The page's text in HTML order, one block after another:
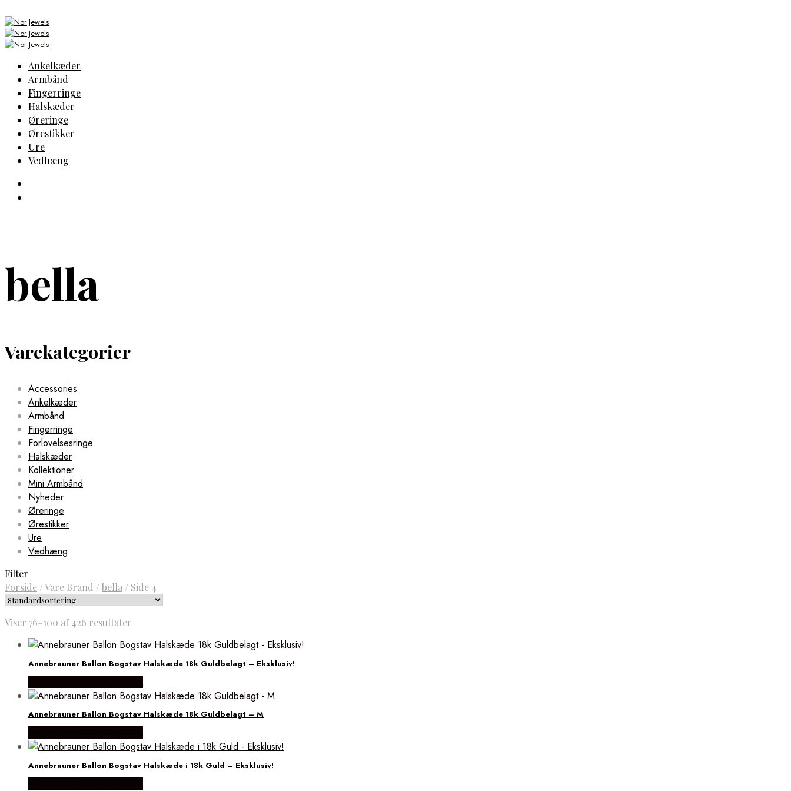
Ankelkæder
Armbånd
Fingerringe
Halskæder
Øreringe
Ørestikker
Ure
Vedhæng
bella
Varekategorier
Accessories
Ankelkæder
Armbånd
Fingerringe
Forlovelsesringe
Halskæder
Kollektioner
Mini Armbånd
Nyheder
Øreringe
Ørestikker
Ure
Vedhæng
Filter
Forside /Vare Brand / bella / Side 4
Viser 76–100 af 426 resultater
Annebrauner Ballon Bogstav Halskæde 18k Guldbelagt – Eksklusiv!
Annebrauner Ballon Bogstav Halskæde 18k Guldbelagt – M
Annebrauner Ballon Bogstav Halskæde i 18k Guld – Eksklusiv!